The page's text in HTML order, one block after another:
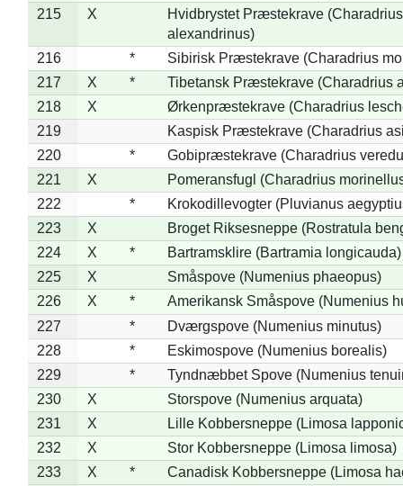
215
X
Hvidbrystet Præstekrave (Charadrius
alexandrinus)
216
*
Sibirisk Præstekrave (Charadrius
217
X *
Tibetansk Præstekrave (Charadrius
218
X
Ørkenpræstekrave (Charadrius
219
Kaspisk Præstekrave (Charadrius
220
*
Gobipræstekrave (Charadrius
221
X
Pomeransfugl (Charadrius
222
*
Krokodillevogter (Pluvianus
223
X
Broget Riksesneppe (Rostratula
224
X *
Bartramsklire (Bartramia longicauda)
225
X
Småspove (Numenius phaeopus)
226
X *
Amerikansk Småspove (Numenius
227
*
Dværgspove (Numenius minutus)
228
*
Eskimospove (Numenius borealis)
229
*
Tyndnæbbet Spove (Numenius
230
X
Storspove (Numenius arquata)
231
X
Lille Kobbersneppe (Limosa
232
X
Stor Kobbersneppe (Limosa limosa)
233
X * Canadisk Kobbersneppe (Limosa